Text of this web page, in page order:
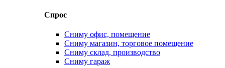
Спрос
Сниму офис, помещение
Сниму магазин, торговое помещение
Сниму склад, производство
Сниму гараж